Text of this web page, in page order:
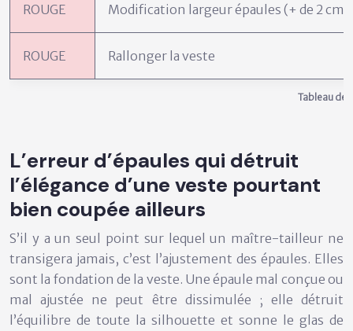
Tableau de
ROUGE Modification largeur épaules (+ de 2 cm)
ROUGE Rallonger la veste
L’erreur d’épaules qui détruit
l’élégance d’une veste pourtant
bien coupée ailleurs
S’il y a un seul point sur lequel un maître-tailleur ne
transigera jamais, c’est l’ajustement des épaules. Elles
sont la fondation de la veste. Une épaule mal conçue ou
mal ajustée ne peut être dissimulée ; elle détruit
l’équilibre de toute la silhouette et sonne le glas de